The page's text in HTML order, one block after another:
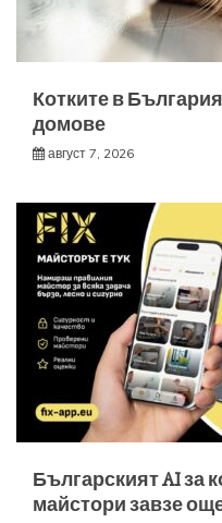
Котките в
домове
август 7, 2026
Българският AI за
майстори завзе